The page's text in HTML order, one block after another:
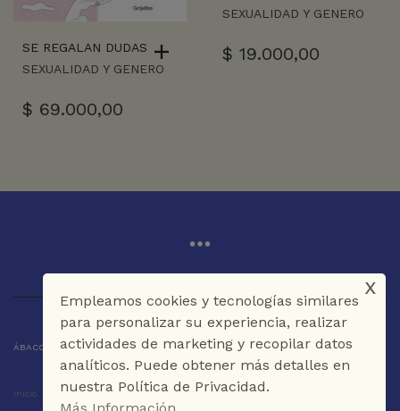
SE REGALAN DUDAS
SEXUALIDAD Y GENERO
$ 69.000,00
SEXUALIDAD Y GENERO
$ 19.000,00
ÁBACO LIBROS Y CAFÉ © 2025 CARTAGENA DE INDIAS - COLOMBIA
Inicio Tienda La Librería Galería Café Contáctenos
Empleamos cookies y tecnologías similares
para personalizar su experiencia, realizar
actividades de marketing y recopilar datos
analíticos. Puede obtener más detalles en
nuestra Política de Privacidad.
x